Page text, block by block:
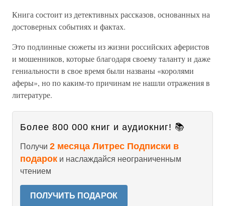
Книга состоит из детективных рассказов, основанных на
достоверных событиях и фактах.
Это подлинные сюжеты из жизни российских аферистов
и мошенников, которые благодаря своему таланту и даже
гениальности в свое время были названы «королями
аферы», но по каким-то причинам не нашли отражения в
литературе.
Более 800 000 книг и аудиокниг! 📚
Получи 2 месяца Литрес Подписки в
подарок и наслаждайся неограниченным
чтением
ПОЛУЧИТЬ ПОДАРОК